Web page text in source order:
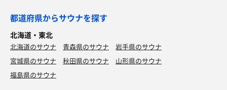
都道府県からサウナを探す
北海道・東北
北海道のサウナ 青森県のサウナ
岩手県のサウナ
宮城県のサウナ
秋田県のサウナ
山形県のサウナ
福島県のサウナ